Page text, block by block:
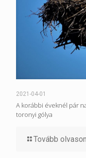
2021-04-01
A korábbi éveknél pár
toronyi gólya
Tovább